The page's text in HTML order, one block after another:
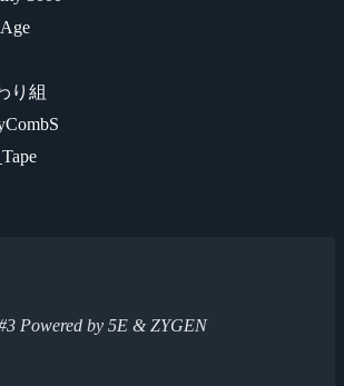
り組
Powered by 5E & ZYGEN